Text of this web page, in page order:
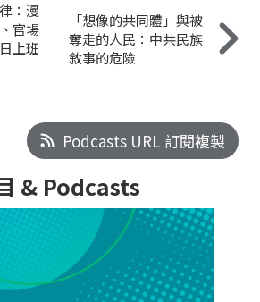
：漫
官場
上班
「想像的共同體」與被
奪走的人民：中共民族
敘事的危險
Podcasts URL 訂閱複製
& Podcasts